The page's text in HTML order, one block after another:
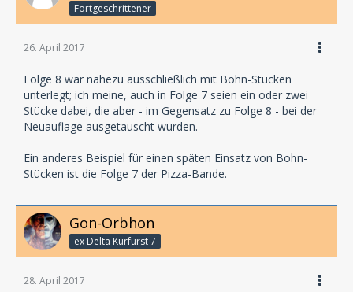
Fortgeschrittener
26. April 2017
Folge 8 war nahezu ausschließlich mit Bohn-Stücken
unterlegt; ich meine, auch in Folge 7 seien ein oder zwei
Stücke dabei, die aber - im Gegensatz zu Folge 8 - bei der
Neuauflage ausgetauscht wurden.
Ein anderes Beispiel für einen späten Einsatz von Bohn-
Stücken ist die Folge 7 der Pizza-Bande.
Gon-Orbhon
ex Delta Kurfürst 7
28. April 2017